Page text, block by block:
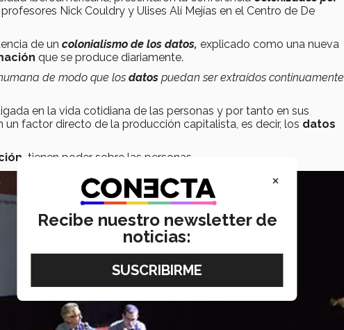
Nick Couldry y Ulises Alí Mejías en el Centro de De
de un colonialismo de los datos, explicado como una nueva
que se produce diariamente.
de modo que los datos puedan ser extraídos continuamente
en la vida cotidiana de las personas y por tanto en sus
factor directo de la producción capitalista, es decir, los datos
tienen poder sobre las personas.
×
Recibe nuestro newsletter de
noticias: